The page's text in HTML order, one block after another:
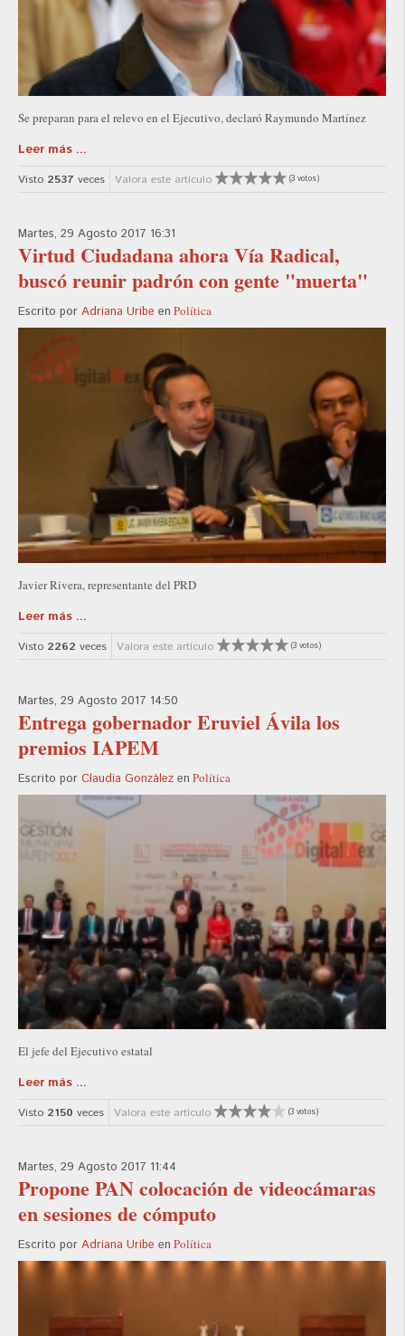
Se preparan para el relevo en el Ejecutivo, declaró Raymundo Martínez
Leer más ...
Visto 2537 veces Valora este artículo (3 votos)
Martes, 29 Agosto 2017 16:31
Virtud Ciudadana ahora Vía Radical,
buscó reunir padrón con gente "muerta"
Escrito por Adriana Uribe en Política
Javier Rivera, representante del PRD
Leer más ...
Visto 2262 veces Valora este artículo (3 votos)
Martes, 29 Agosto 2017 14:50
Entrega gobernador Eruviel Ávila los
premios IAPEM
Escrito por Claudia González en Política
El jefe del Ejecutivo estatal
Leer más ...
Visto 2150 veces Valora este artículo (3 votos)
Martes, 29 Agosto 2017 11:44
Propone PAN colocación de videocámaras
en sesiones de cómputo
Escrito por Adriana Uribe en Política